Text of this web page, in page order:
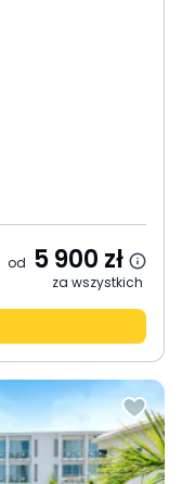
od 5 900 zł
za wszystkich